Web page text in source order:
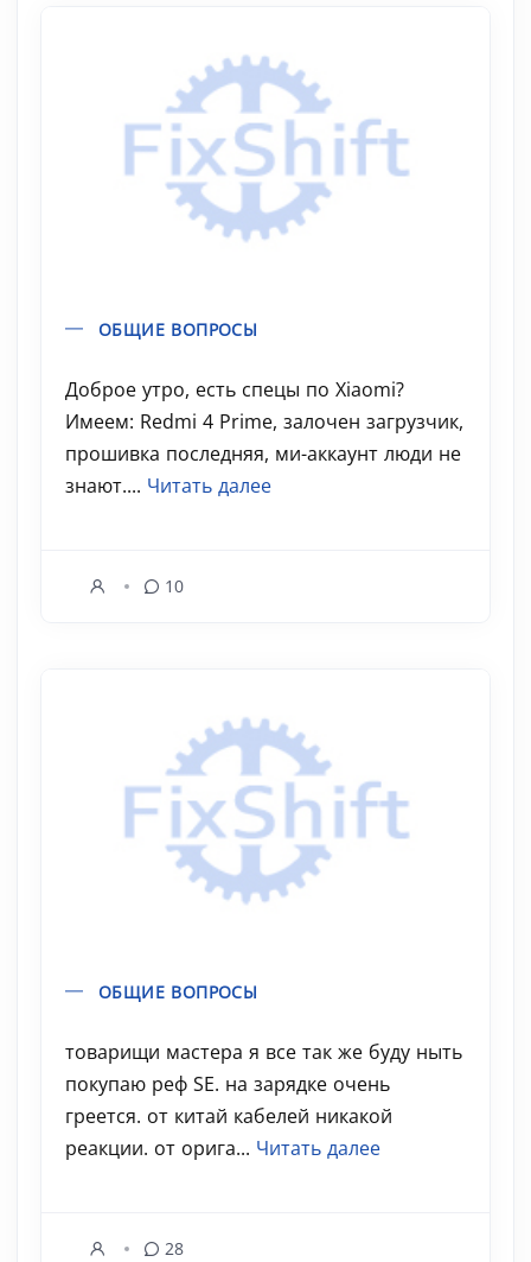
ОБЩИЕ ВОПРОСЫ
Доброе утро, есть спецы по Xiaomi?
Имеем: Redmi 4 Prime, залочен загрузчик,
прошивка последняя, ми-аккаунт люди не
знают.... Читать далее
10
ОБЩИЕ ВОПРОСЫ
товарищи мастера я все так же буду ныть
покупаю реф SE. на зарядке очень
греется. от китай кабелей никакой
реакции. от орига... Читать далее
28